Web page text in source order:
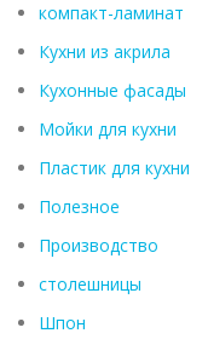
компакт-ламинат
Кухни из акрила
Кухонные фасады
Мойки для кухни
Пластик для кухни
Полезное
Производство
столешницы
Шпон